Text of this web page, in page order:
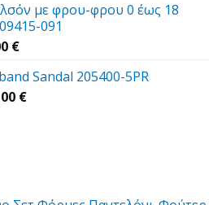
€.
τιμή
είναι:
με φρου-φρου 0 έως 18
091
€.
€Η
τιμή
είναι:
Sandal 205400-5PR
€Η